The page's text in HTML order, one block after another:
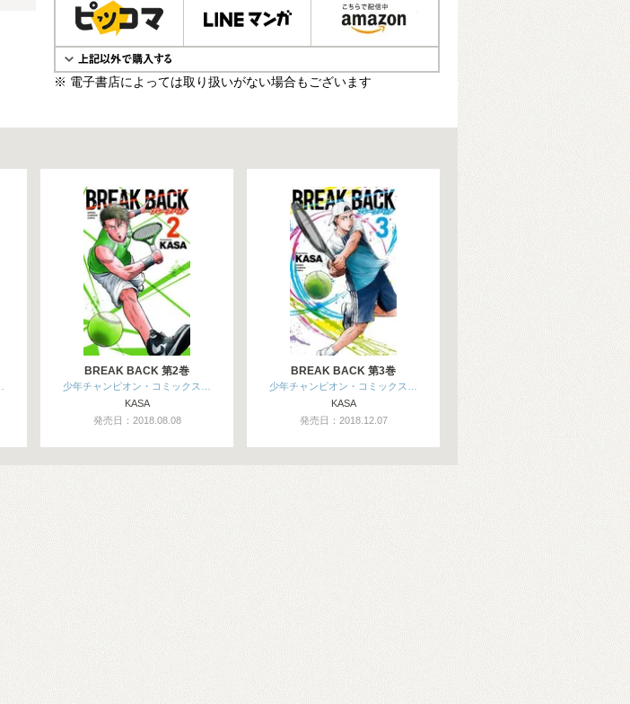
※ 電子書店によっては取り扱いがない場合もございます
BREAK BACK 第2巻
少年チャンピオン・コミックス…
KASA
発売日：2018.08.08
BREAK BACK 第3巻
少年チャンピオン・コミックス…
KASA
発売日：2018.12.07